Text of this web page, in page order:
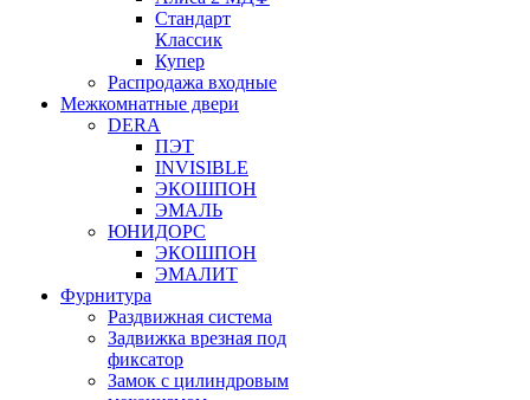
Стандарт
Классик
Купер
Распродажа входные
Межкомнатные двери
DERA
ПЭТ
INVISIBLE
ЭКОШПОН
ЭМАЛЬ
ЮНИДОРС
ЭКОШПОН
ЭМАЛИТ
Фурнитура
Раздвижная система
Задвижка врезная под
фиксатор
Замок с цилиндровым